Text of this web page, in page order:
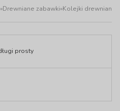
»Drewniane zabawki»Kolejki drewniane